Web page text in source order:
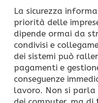
La sicurezza
priorità delle
dipende ormai da
condivisi e
dei sistemi può
pagamenti e
conseguenze
lavoro. Non si